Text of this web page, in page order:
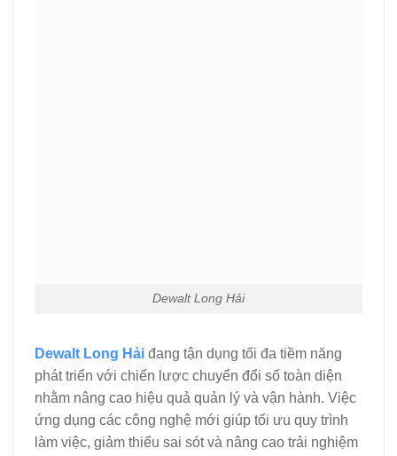
Dewalt Long Hải
Dewalt Long Hải đang tận dụng tối đa tiềm năng
phát triển với chiến lược chuyển đổi số toàn diện
nhằm nâng cao hiệu quả quản lý và vận hành. Việc
ứng dụng các công nghệ mới giúp tối ưu quy trình
làm việc, giảm thiểu sai sót và nâng cao trải nghiệm